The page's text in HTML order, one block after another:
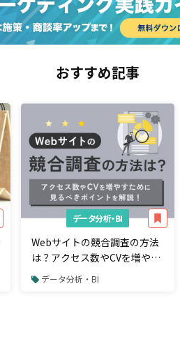
おすすめ記事
データ分析・BI
Webサイトの競合調査の方法
は？アクセス数やCVを増やす
ために見るべきポイント
データ分析・BI